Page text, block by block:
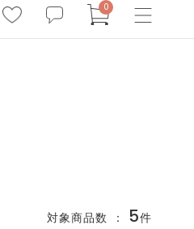
0
対象商品数 ： 5件